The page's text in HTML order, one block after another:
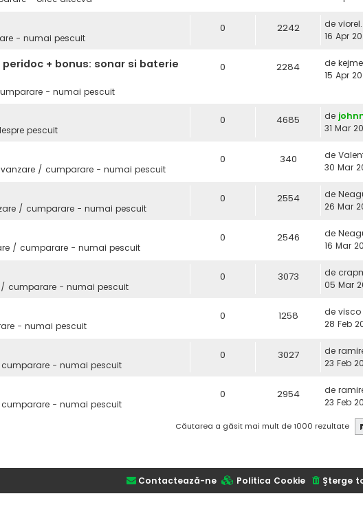
- numai pescuit
0 2242 de viorel.
16 Apr
+ bonus: sonar si baterie
- numai pescuit
0 2284 de
15 Apr
pescuit
0 4685 de
31 Mar
vanzare / cumparare - numai pescuit
0 340 de
30 Mar
/ cumparare - numai pescuit
0 2554 de
26 Mar
/ cumparare - numai pescuit
0 2546 de
16 Mar
/ cumparare - numai pescuit
0 3073 de
05 Mar
- numai pescuit
0 1258 de visco
28 Feb
- numai pescuit
0 3027 de
23 Feb
- numai pescuit
0 2954 de
23 Feb
Căutarea a găsit mai mult de 1000 rezultate
Şterge
Politica Cookie
Contactează-ne